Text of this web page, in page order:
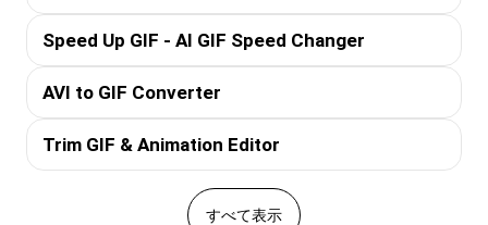
Speed Up GIF - AI GIF Speed Changer
AVI to GIF Converter
Trim GIF & Animation Editor
すべて表示